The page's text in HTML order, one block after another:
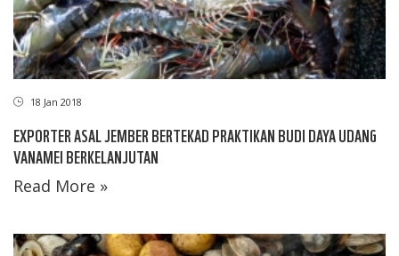
18 Jan 2018
EXPORTER ASAL JEMBER BERTEKAD PRAKTIKAN BUDI DAYA UDANG
VANAMEI BERKELANJUTAN
Read More »